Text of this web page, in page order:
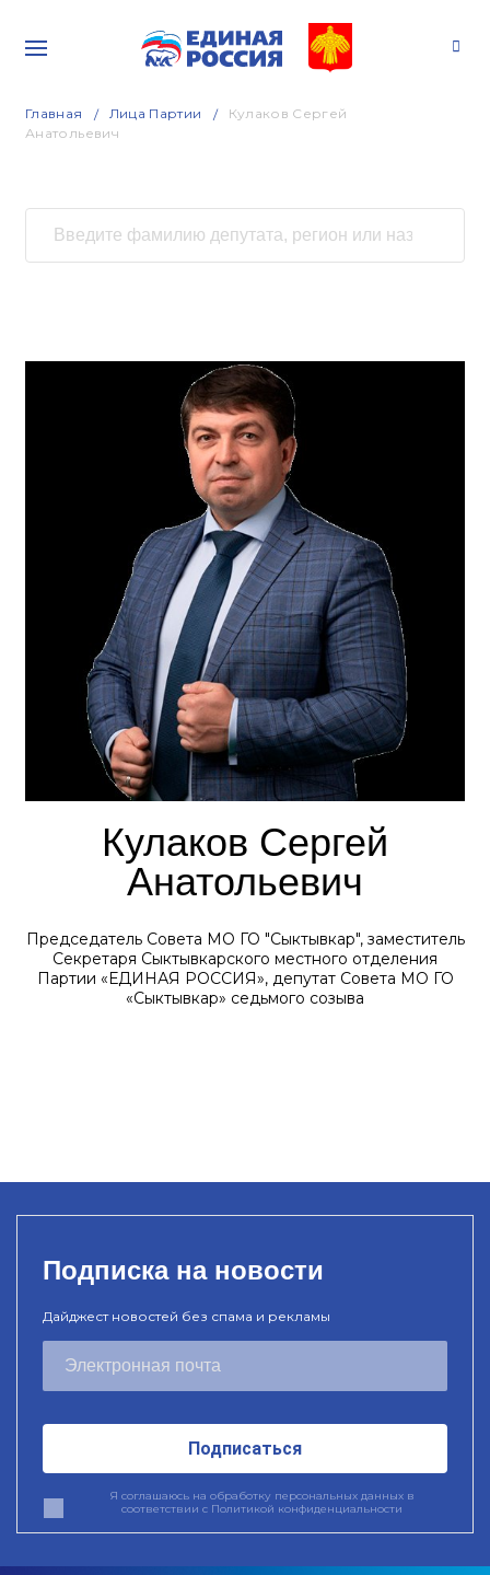
Главная Лица Партии
Кулаков Сергей
Анатольевич
Кулаков Сергей
Анатольевич
Председатель Совета МО ГО "Сыктывкар", заместитель
Секретаря Сыктывкарского местного отделения
Партии «ЕДИНАЯ РОССИЯ», депутат Совета МО ГО
«Сыктывкар» седьмого созыва
Подписка на новости
Дайджест новостей без спама и рекламы
Подписаться
Я соглашаюсь на обработку персональных данных в
соответствии с Политикой конфиденциальности